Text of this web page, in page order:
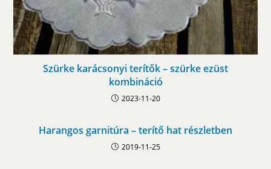
Szürke karácsonyi terítők – szürke ezüst
kombináció
2023-11-20
Harangos garnitúra – terítő hat részletben
2019-11-25